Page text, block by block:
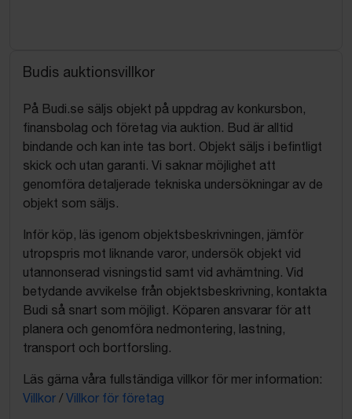
Budis auktionsvillkor
På Budi.se säljs objekt på uppdrag av konkursbon,
finansbolag och företag via auktion. Bud är alltid
bindande och kan inte tas bort. Objekt säljs i befintligt
skick och utan garanti. Vi saknar möjlighet att
genomföra detaljerade tekniska undersökningar av de
objekt som säljs.
Inför köp, läs igenom objektsbeskrivningen, jämför
utropspris mot liknande varor, undersök objekt vid
utannonserad visningstid samt vid avhämtning. Vid
betydande avvikelse från objektsbeskrivning, kontakta
Budi så snart som möjligt. Köparen ansvarar för att
planera och genomföra nedmontering, lastning,
transport och bortforsling.
Läs gärna våra fullständiga villkor för mer information:
Villkor / Villkor för företag